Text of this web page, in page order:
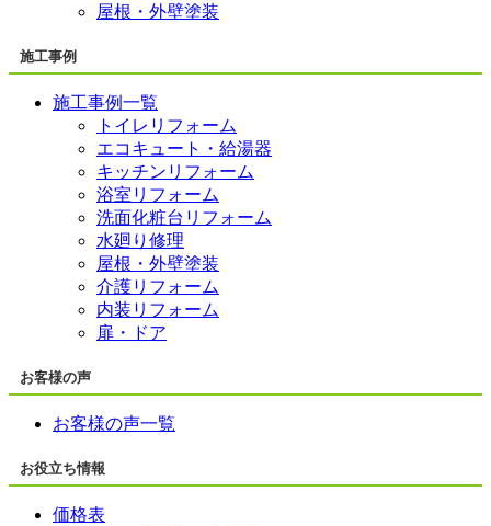
屋根・外壁塗装
施工事例
施工事例一覧
トイレリフォーム
エコキュート・給湯器
キッチンリフォーム
浴室リフォーム
洗面化粧台リフォーム
水廻り修理
屋根・外壁塗装
介護リフォーム
内装リフォーム
扉・ドア
お客様の声
お客様の声一覧
お役立ち情報
価格表